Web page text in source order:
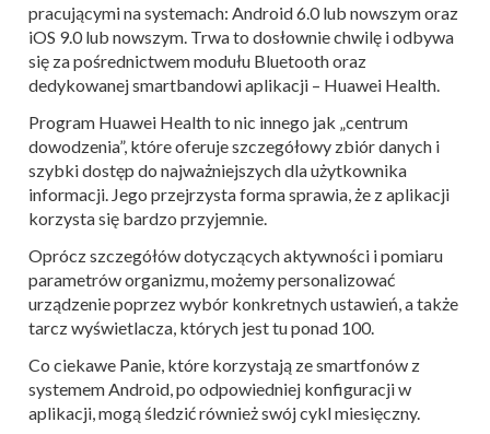
pracującymi na systemach: Android 6.0 lub nowszym oraz
iOS 9.0 lub nowszym. Trwa to dosłownie chwilę i odbywa
się za pośrednictwem modułu Bluetooth oraz
dedykowanej smartbandowi aplikacji – Huawei Health.
Program Huawei Health to nic innego jak „centrum
dowodzenia”, które oferuje szczegółowy zbiór danych i
szybki dostęp do najważniejszych dla użytkownika
informacji. Jego przejrzysta forma sprawia, że z aplikacji
korzysta się bardzo przyjemnie.
Oprócz szczegółów dotyczących aktywności i pomiaru
parametrów organizmu, możemy personalizować
urządzenie poprzez wybór konkretnych ustawień, a także
tarcz wyświetlacza, których jest tu ponad 100.
Co ciekawe Panie, które korzystają ze smartfonów z
systemem Android, po odpowiedniej konfiguracji w
aplikacji, mogą śledzić również swój cykl miesięczny.